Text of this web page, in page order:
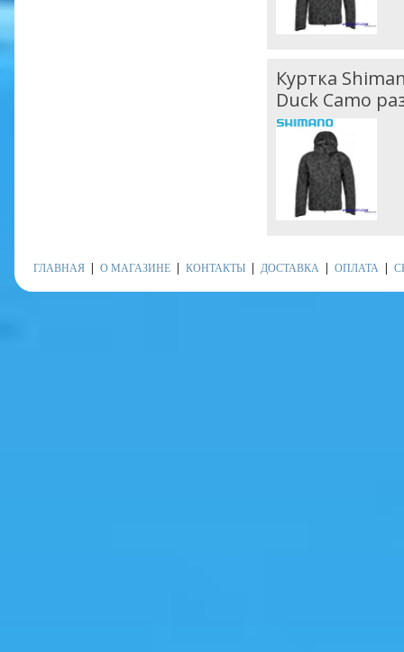
Куртка
Duck Camo
ГЛАВНАЯ О МАГАЗИНЕ КОНТАКТЫ ДОСТАВКА ОПЛАТА